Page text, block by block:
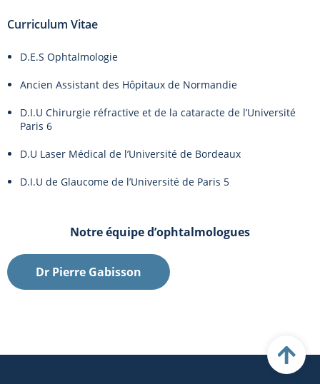
Curriculum Vitae
D.E.S Ophtalmologie
Ancien Assistant des Hôpitaux de Normandie
D.I.U Chirurgie réfractive et de la cataracte de l’Université
Paris 6
D.U Laser Médical de l’Université de Bordeaux
D.I.U de Glaucome de l’Université de Paris 5
Notre équipe d’ophtalmologues
Dr Pierre Gabisson